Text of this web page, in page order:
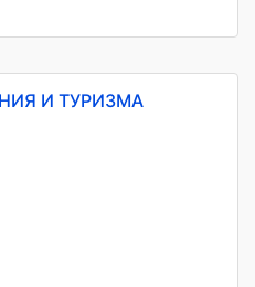
И ТУРИЗМА